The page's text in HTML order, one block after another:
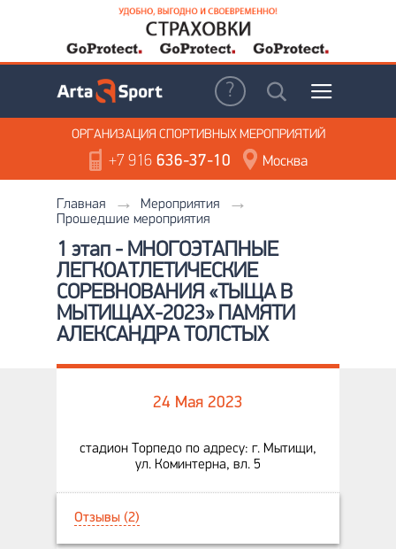
ОРГАНИЗАЦИЯ СПОРТИВНЫХ МЕРОПРИЯТИЙ
+7 916636-37-10 Москва
Главная
Мероприятия
Прошедшие мероприятия
1 этап - МНОГОЭТАПНЫЕ
ЛЕГКОАТЛЕТИЧЕСКИЕ
СОРЕВНОВАНИЯ «ТЫЩА В
МЫТИЩАХ-2023» ПАМЯТИ
АЛЕКСАНДРА ТОЛСТЫХ
24 Мая 2023
стадион Торпедо по адресу: г. Мытищи,
ул. Коминтерна, вл. 5
Отзывы (2)